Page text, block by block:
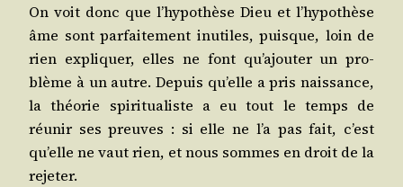
On voit donc que l’hy­po­thèse Dieu et l’hy­po­thèse
âme sont par­fai­te­ment inutiles, puisque, loin de
rien expli­quer, elles ne font qu’a­jou­ter un pro­
blème à un autre. Depuis qu’elle a pris nais­sance,
la théo­rie spi­ri­tua­liste a eu tout le temps de
réunir ses preuves : si elle ne l’a pas fait, c’est
qu’elle ne vaut rien, et nous sommes en droit de la
rejeter.